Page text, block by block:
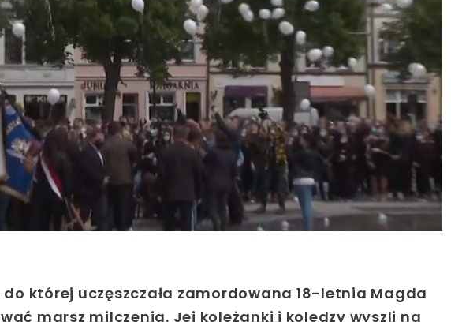
do której uczęszczała zamordowana 18-letnia Magda
marsz milczenia. Jej koleżanki i koledzy wyszli na